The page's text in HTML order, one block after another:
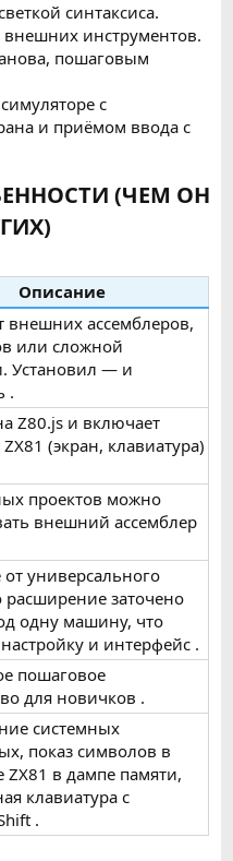
синтаксиса.
внешних инструментов.
пошаговым
с
и приёмом ввода с
(ЧЕМ ОН
Описание
внешних ассемблеров,
или сложной
Установил — и
.
Z80.js и включает
(экран, клавиатура)
проектов можно
внешний ассемблер
универсального
расширение заточено
одну машину, что
и интерфейс .
пошаговое
для новичков .
системных
показ символов в
ZX81 в дампе памяти,
клавиатура с
.